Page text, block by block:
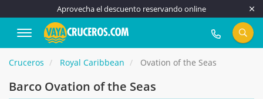
Aprovecha el descuento reservando online
917 815 555
Cruceros Royal Caribbean Ovation of the Seas
Barco Ovation of the Seas